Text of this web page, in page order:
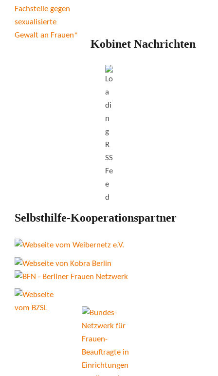
Kobinet Nachrichten
Selbsthilfe-Kooperationspartner